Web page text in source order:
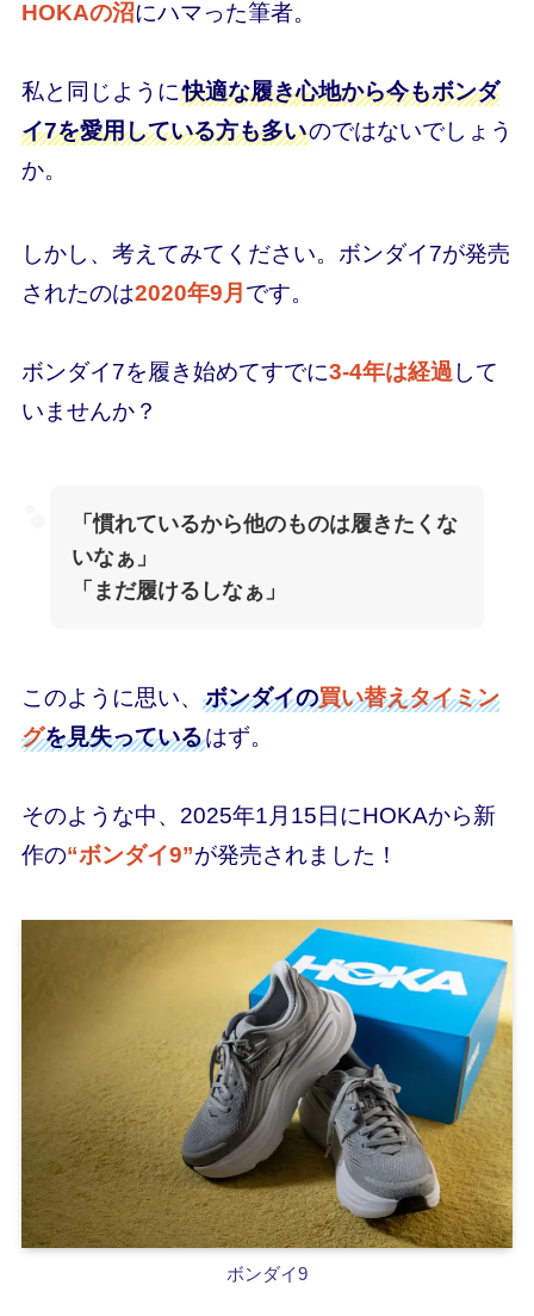
HOKAの沼にハマった筆者。
私と同じように快適な履き心地から今もボンダ
イ7を愛用している方も多いのではないでしょう
か。
しかし、考えてみてください。ボンダイ7が発売
されたのは2020年9月 です。
ボンダイ7を履き始めてすでに3-4年は経過して
いませんか？
「慣れているから他のものは履きたくな
いなぁ」
「まだ履けるしなぁ」
このように思い、 ボンダイの買い替えタイミン
グを見失っているはず。
そのような中、2025年1月15日にHOKAから新
作の“ボンダイ9”が発売されました！
ボンダイ9